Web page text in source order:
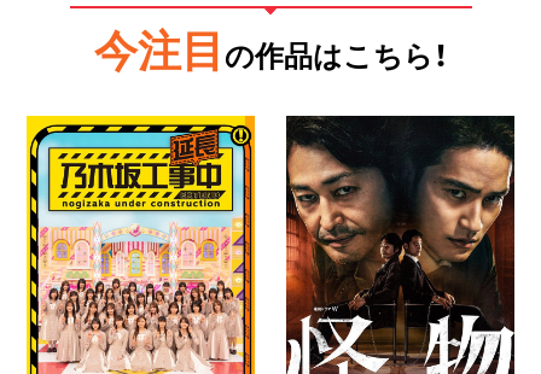
今注目 の作品はこちら！